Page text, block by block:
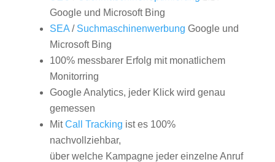
Google und Microsoft Bing
SEA/ Suchmaschinenwerbung Google und
Microsoft Bing
100% messbarer Erfolg mit monatlichem
Monitorring
Google Analytics, jeder Klick wird genau
gemessen
MitCall Tracking ist es 100%
nachvollziehbar,
über welche Kampagne jeder einzelne Anruf